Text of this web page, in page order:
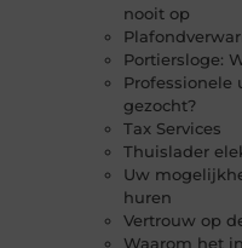
nooit op
Portiersloge:
gezocht?
Tax Services
Thuislader
Uw
huren
Vertrouw op
Waarom het